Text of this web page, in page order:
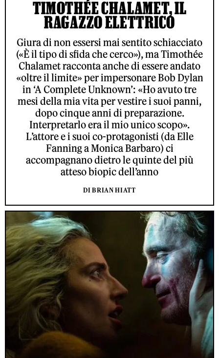
TIMOTHÉE CHALAMET, IL
RAGAZZO ELETTRICO
Giura di non essersi mai sentito schiacciato
(«È il tipo di sfida che cerco»), ma Timothée
Chalamet racconta anche di essere andato
«oltre il limite» per impersonare Bob Dylan
in ‘A Complete Unknown’: «Ho avuto tre
mesi della mia vita per vestire i suoi panni,
dopo cinque anni di preparazione.
Interpretarlo era il mio unico scopo».
L’attore e i suoi co-protagonisti (da Elle
Fanning a Monica Barbaro) ci
accompagnano dietro le quinte del più
atteso biopic dell’anno
DI BRIAN HIATT